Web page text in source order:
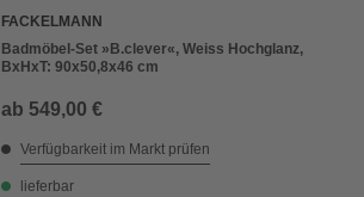
FACKELMANN
Badmöbel-Set »B.clever«, Weiss Hochglanz,
BxHxT: 90x50,8x46 cm
ab 549,00 €
Verfügbarkeit im Markt prüfen
lieferbar